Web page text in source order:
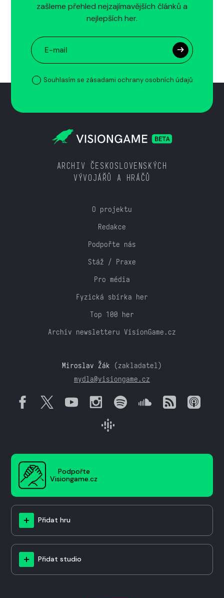
zašleme přehled nejzajímavějších článků a
nejlepších her.
Souhlasím se zásadami ochrany osobních údajů
ARCHIV ČESKOSLOVENSKÝCH
VÝVOJÁŘŮ A HRÁČŮ
O projektu
Redakce
Podpořte nás
Stáž / Praxe
Pro média
Fyzická sbírka her
Top 100 her
Archiv newsletteru VisionGame.cz
Miroslav Žák (zakladatel)
mydla@visiongame.cz
Podpořte
Visiongame.cz
Přidat hru
Přidat studio